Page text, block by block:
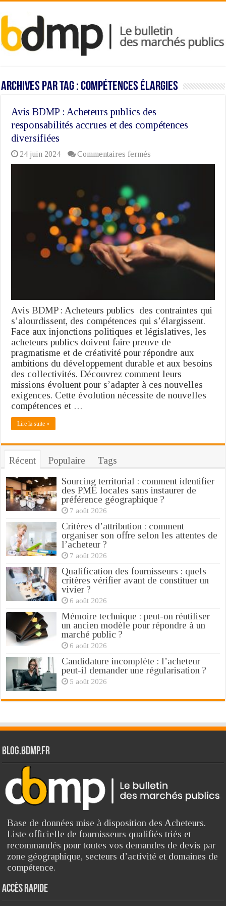
Archives par tag :compétences élargies
Avis BDMP : Acheteurs publics des
responsabilités accrues et des compétences
diversifiées
24 juin 2024 Commentaires fermés
Avis
responsabilités
accrues
et
des
compétences
diversifiées
Avis BDMP : Acheteurs publics des contraintes qui
s’alourdissent, des compétences qui s’élargissent.
Face aux injonctions politiques et législatives, les
acheteurs publics doivent faire preuve de
pragmatisme et de créativité pour répondre aux
ambitions du développement durable et aux besoins
des collectivités. Découvrez comment leurs
missions évoluent pour s’adapter à ces nouvelles
exigences. Cette évolution nécessite de nouvelles
compétences et …
Lire la suite »
Récent Populaire
Tags
Sourcing territorial : comment identifier
des PME locales sans instaurer de
préférence géographique ?
7 août 2026
Critères d’attribution : comment
organiser son offre selon les attentes de
l’acheteur ?
7 août 2026
Qualification des fournisseurs : quels
critères vérifier avant de constituer un
vivier ?
6 août 2026
Mémoire technique : peut-on réutiliser
un ancien modèle pour répondre à un
marché public ?
6 août 2026
Candidature incomplète : l’acheteur
peut-il demander une régularisation ?
5 août 2026
Blog.bdmp.fr
Base de données mise à disposition des Acheteurs.
Liste officielle de fournisseurs qualifiés triés et
recommandés pour toutes vos demandes de devis par
zone géographique, secteurs d’activité et domaines de
compétence.
Accès rapide